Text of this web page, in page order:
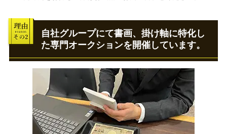
自社グループにて書画、掛け軸に特化し
た専門オークションを開催しています。